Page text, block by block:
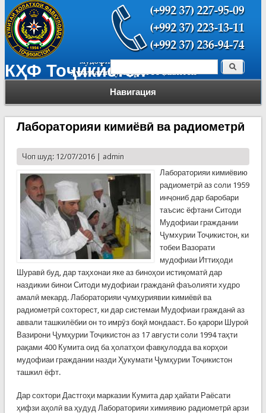
КҲФ Тоҷикистон
Навигация
Форма поиска Поиск
Лабораторияи кимиёвӣ ва радиометрӣ
Чоп шуд: 12/07/2016 | admin
Лабораторияи кимиёвию
радиометрӣ аз соли 1959
инҷониб дар баробари
таъсис ёфтани Ситоди
Мудофиаи граждании
Ҷумхурии Тоҷикистон, ки
тобеи Вазорати
мудофиаи Иттиҳоди
Шуравӣ буд, дар таҳхонаи яке аз биноҳои истиқоматӣ дар
наздикии бинои Ситоди мудофиаи гражданӣ фаъолияти худро
амалӣ мекард. Лабораторияи ҷумҳуриявии кимиёвӣ ва
радиометрӣ сохторест, ки дар системаи Мудофиаи гражданӣ аз
аввали ташкилёбии он то имрӯз боқӣ мондааст. Бо қарори Шуроӣ
Вазирони Ҷумҳурии Тоҷикистон аз 17 августи соли 1994 таҳти
рақами 400 Кумита оид ба ҳолатҳои фавқулодда ва корҳои
мудофиаи граждании назди Ҳукумати Ҷумҳурии Тоҷикистон
ташкил ёфт.
Дар сохтори Дастгоҳи марказии Кумита дар ҳайати Раёсати
ҳифзи аҳолӣ ва ҳудуд Лабораторияи химиявию радиометрӣ арзи